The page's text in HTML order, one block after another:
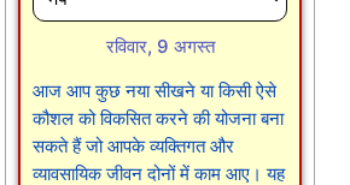
रविवार, 9 अगस्त
आज आप कुछ नया सीखने या किसी ऐसे
कौशल को विकसित करने की योजना बना
सकते हैं जो आपके व्यक्तिगत और
व्यावसायिक जीवन दोनों में काम आए। यह